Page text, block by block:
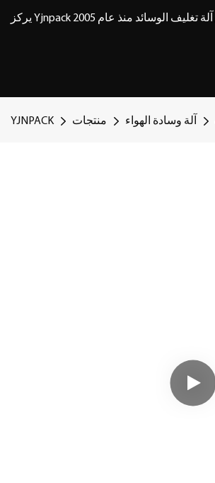
YJNPACK منتجات آلة وسادة الهواء